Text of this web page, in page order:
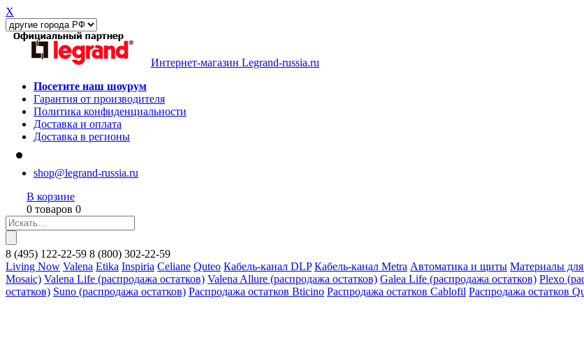
X
Интернет-магазин Legrand-russia.ru
Посетите наш шоурум
Гарантия от производителя
Политика конфиденциальности
Доставка и оплата
Доставка в регионы
shop@legrand-russia.ru
В корзине
0 товаров 0
8 (495) 122-22-59 8 (800) 302-22-59
Living Now Valena Etika Inspiria Celiane Quteo Кабель-канал DLP Кабель-канал Metra Автоматика и щиты Материалы
Mosaic) Valena Life (распродажа остатков) Valena Allure (распродажа остатков) Galea Life (распродажа остатков) Plexo
остатков) Suno (распродажа остатков) Распродажа остатков Bticino Распродажа остатков Cablofil Распродажа остатков